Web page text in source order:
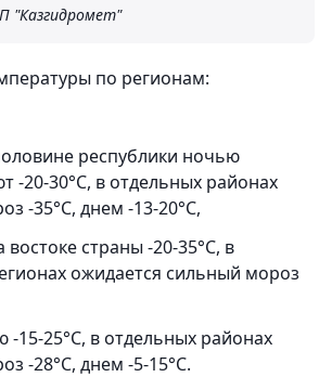
"Казгидромет"
по регионам:
республики ночью
-20-30°C, в отдельных районах
-35°C, днем -13-20°C,
востоке страны -20-35°C, в
ожидается сильный мороз
-15-25°C, в отдельных районах
-28°C, днем -5-15°C.